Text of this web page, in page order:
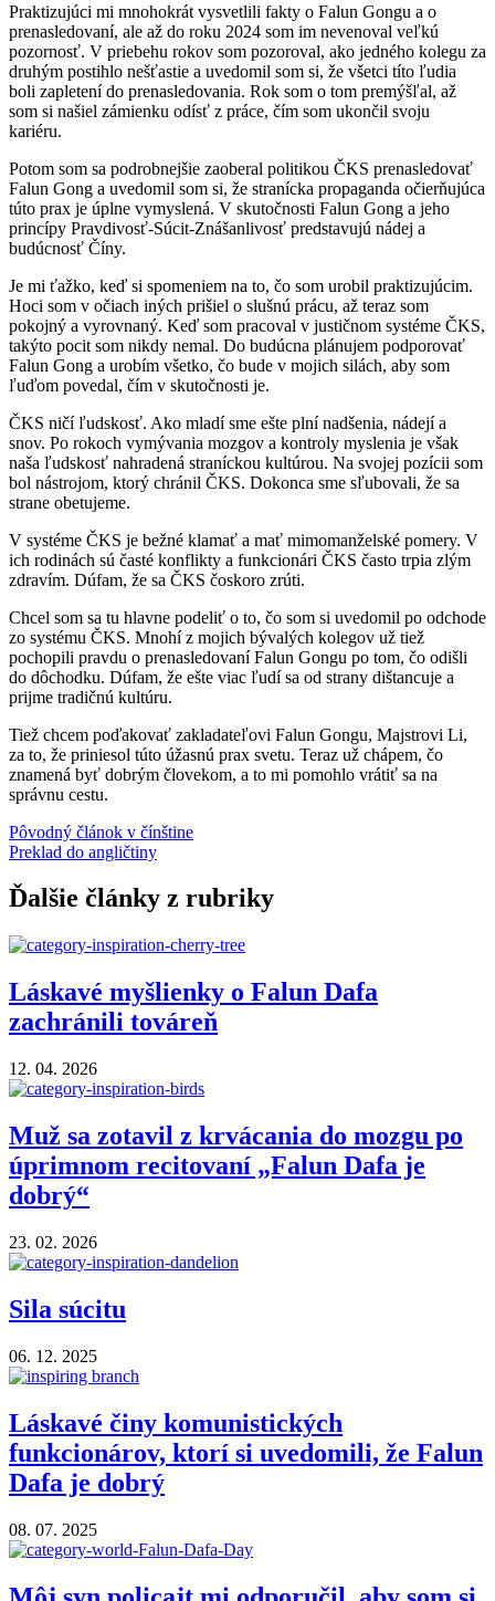
Praktizujúci mi mnohokrát vysvetlili fakty o Falun Gongu a o
prenasledovaní, ale až do roku 2024 som im nevenoval veľkú
pozornosť. V priebehu rokov som pozoroval, ako jedného kolegu za
druhým postihlo nešťastie a uvedomil som si, že všetci títo ľudia
boli zapletení do prenasledovania. Rok som o tom premýšľal, až
som si našiel zámienku odísť z práce, čím som ukončil svoju
kariéru.
Potom som sa podrobnejšie zaoberal politikou ČKS prenasledovať
Falun Gong a uvedomil som si, že stranícka propaganda očierňujúca
túto prax je úplne vymyslená. V skutočnosti Falun Gong a jeho
princípy Pravdivosť-Súcit-Znášanlivosť predstavujú nádej a
budúcnosť Číny.
Je mi ťažko, keď si spomeniem na to, čo som urobil praktizujúcim.
Hoci som v očiach iných prišiel o slušnú prácu, až teraz som
pokojný a vyrovnaný. Keď som pracoval v justičnom systéme ČKS,
takýto pocit som nikdy nemal. Do budúcna plánujem podporovať
Falun Gong a urobím všetko, čo bude v mojich silách, aby som
ľuďom povedal, čím v skutočnosti je.
ČKS ničí ľudskosť. Ako mladí sme ešte plní nadšenia, nádejí a
snov. Po rokoch vymývania mozgov a kontroly myslenia je však
naša ľudskosť nahradená straníckou kultúrou. Na svojej pozícii som
bol nástrojom, ktorý chránil ČKS. Dokonca sme sľubovali, že sa
strane obetujeme.
V systéme ČKS je bežné klamať a mať mimomanželské pomery. V
ich rodinách sú časté konflikty a funkcionári ČKS často trpia zlým
zdravím. Dúfam, že sa ČKS čoskoro zrúti.
Chcel som sa tu hlavne podeliť o to, čo som si uvedomil po odchode
zo systému ČKS. Mnohí z mojich bývalých kolegov už tiež
pochopili pravdu o prenasledovaní Falun Gongu po tom, čo odišli
do dôchodku. Dúfam, že ešte viac ľudí sa od strany dištancuje a
prijme tradičnú kultúru.
Tiež chcem poďakovať zakladateľovi Falun Gongu, Majstrovi Li,
za to, že priniesol túto úžasnú prax svetu. Teraz už chápem, čo
znamená byť dobrým človekom, a to mi pomohlo vrátiť sa na
správnu cestu.
Pôvodný článok v čínštine
Preklad do angličtiny
Ďalšie články z rubriky
Láskavé myšlienky o Falun Dafa
zachránili továreň
12. 04. 2026
Muž sa zotavil z krvácania do mozgu po
úprimnom recitovaní „Falun Dafa je
dobrý“
23. 02. 2026
Sila súcitu
06. 12. 2025
Láskavé činy komunistických
funkcionárov, ktorí si uvedomili, že Falun
Dafa je dobrý
08. 07. 2025